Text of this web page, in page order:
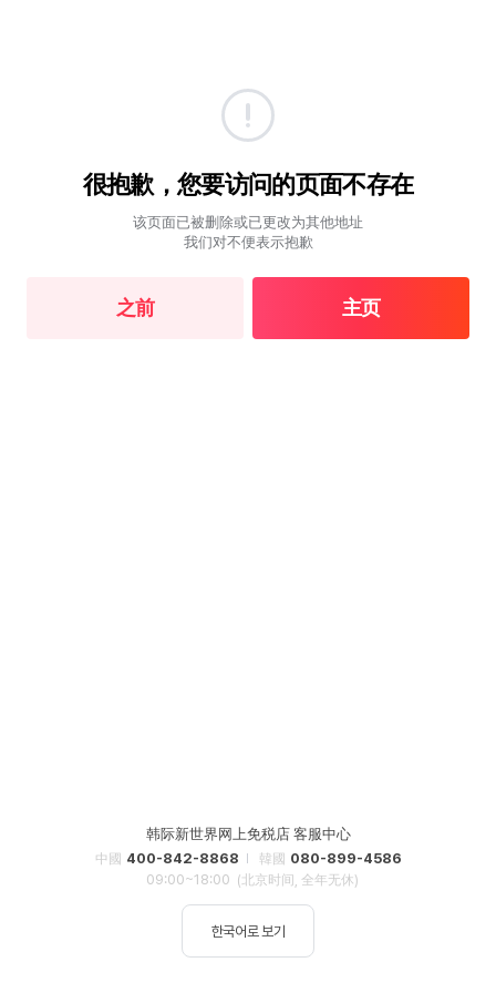
很抱歉，您要访问的页面不存在
该页面已被删除或已更改为其他地址
我们对不便表示抱歉
之前 主页
韩际新世界网上免税店 客服中心
中國 400-842-8868 韓國 080-899-4586
09:00~18:00 (北京时间, 全年无休)
한국어로 보기